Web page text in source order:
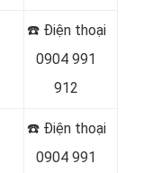
☎️ Điện thoại
0904 991
912
☎️ Điện thoại
0904 991